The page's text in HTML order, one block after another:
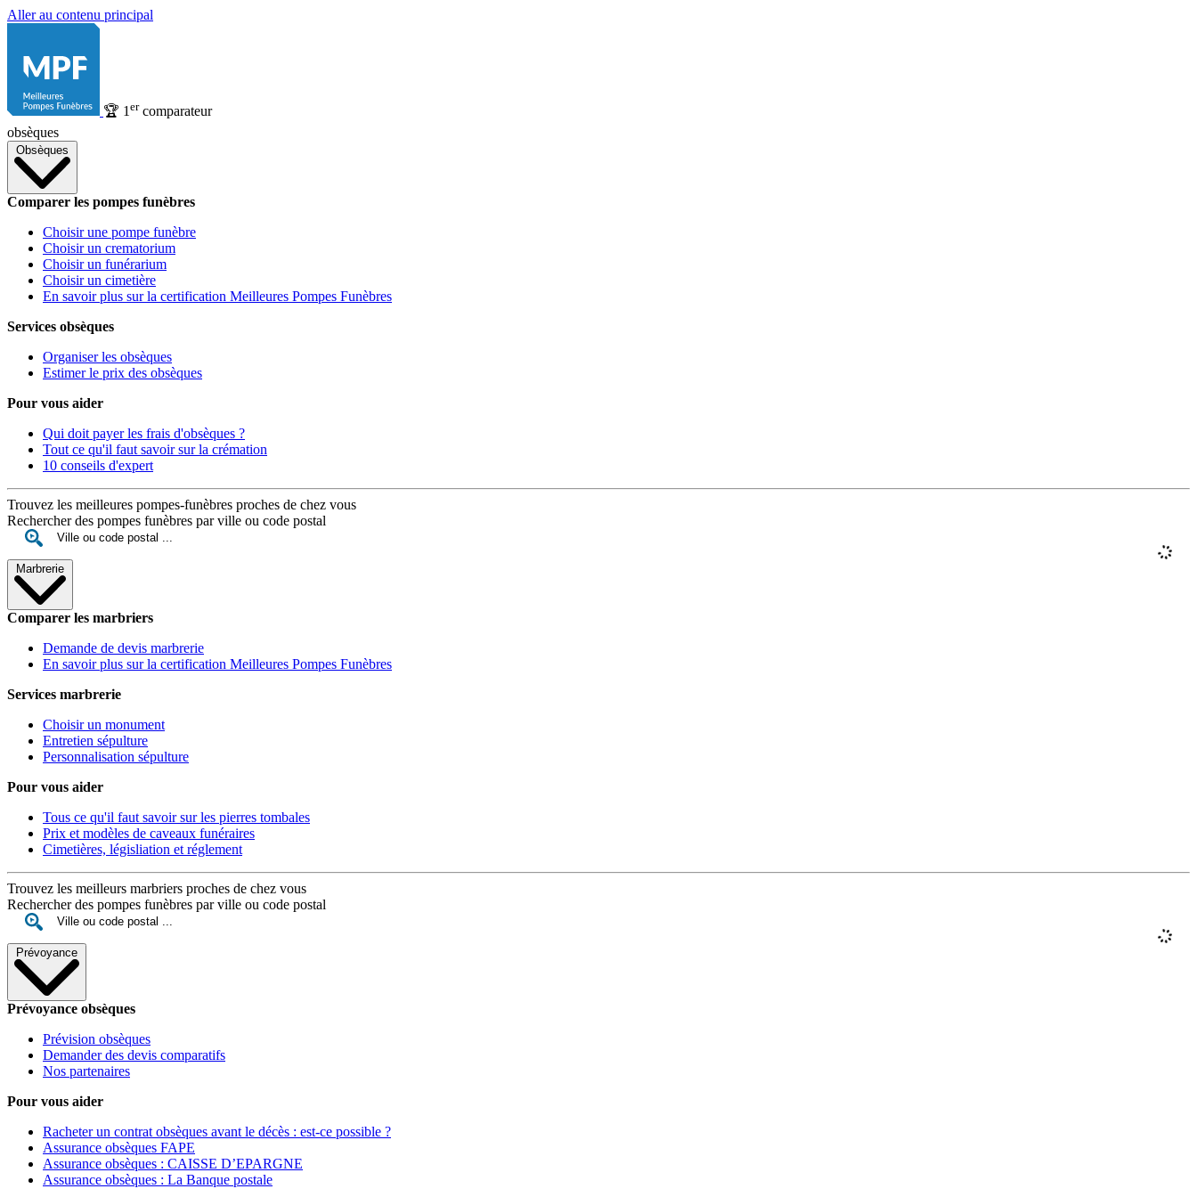
Aller au contenu principal
🏆 1 ercomparateur
obsèques
Obsèques
Comparer les pompes funèbres
Choisir une pompe funèbre
Choisir un crematorium
Choisir un funérarium
Choisir un cimetière
En savoir plus sur la certification Meilleures Pompes Funèbres
Services obsèques
Organiser les obsèques
Estimer le prix des obsèques
Pour vous aider
Qui doit payer les frais d'obsèques ?
Tout ce qu'il faut savoir sur la crémation
10 conseils d'expert
Trouvez les meilleures pompes-funèbres proches de chez vous
Rechercher des pompes funèbres par ville ou code postal
Marbrerie
Comparer les marbriers
Demande de devis marbrerie
En savoir plus sur la certification Meilleures Pompes Funèbres
Services marbrerie
Choisir un monument
Entretien sépulture
Personnalisation sépulture
Pour vous aider
Tous ce qu'il faut savoir sur les pierres tombales
Prix et modèles de caveaux funéraires
Cimetières, législiation et réglement
Trouvez les meilleurs marbriers proches de chez vous
Rechercher des pompes funèbres par ville ou code postal
Prévoyance
Prévoyance obsèques
Prévision obsèques
Demander des devis comparatifs
Nos partenaires
Pour vous aider
Racheter un contrat obsèques avant le décès : est-ce possible ?
Assurance obsèques FAPE
Assurance obsèques : CAISSE D’EPARGNE
Assurance obsèques : La Banque postale